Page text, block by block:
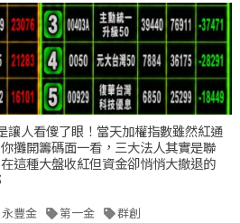
讓人看傻了眼！當天加權指數雖然紅通
攤開籌碼面一看，三大法人其實是聯
這種大盤收紅但資金卻悄悄大撤退的
永豐金 第一金 群創